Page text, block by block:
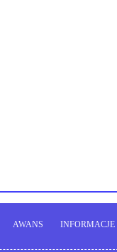
AWANS INFORMACJE